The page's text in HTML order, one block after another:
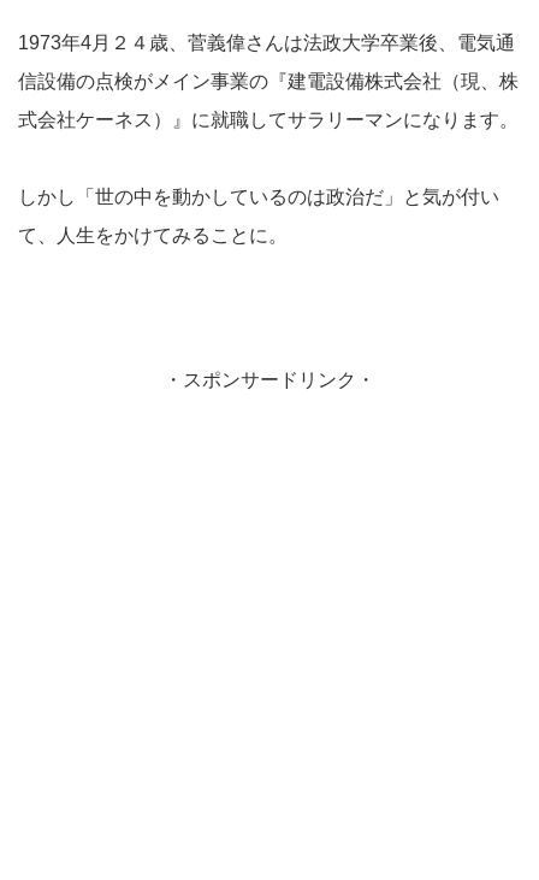
1973年4月２４歳、菅義偉さんは法政大学卒業後、電気通
信設備の点検がメイン事業の『建電設備株式会社（現、株
式会社ケーネス）』に就職してサラリーマンになります。
しかし「世の中を動かしているのは政治だ」と気が付い
て、人生をかけてみることに。
・スポンサードリンク・